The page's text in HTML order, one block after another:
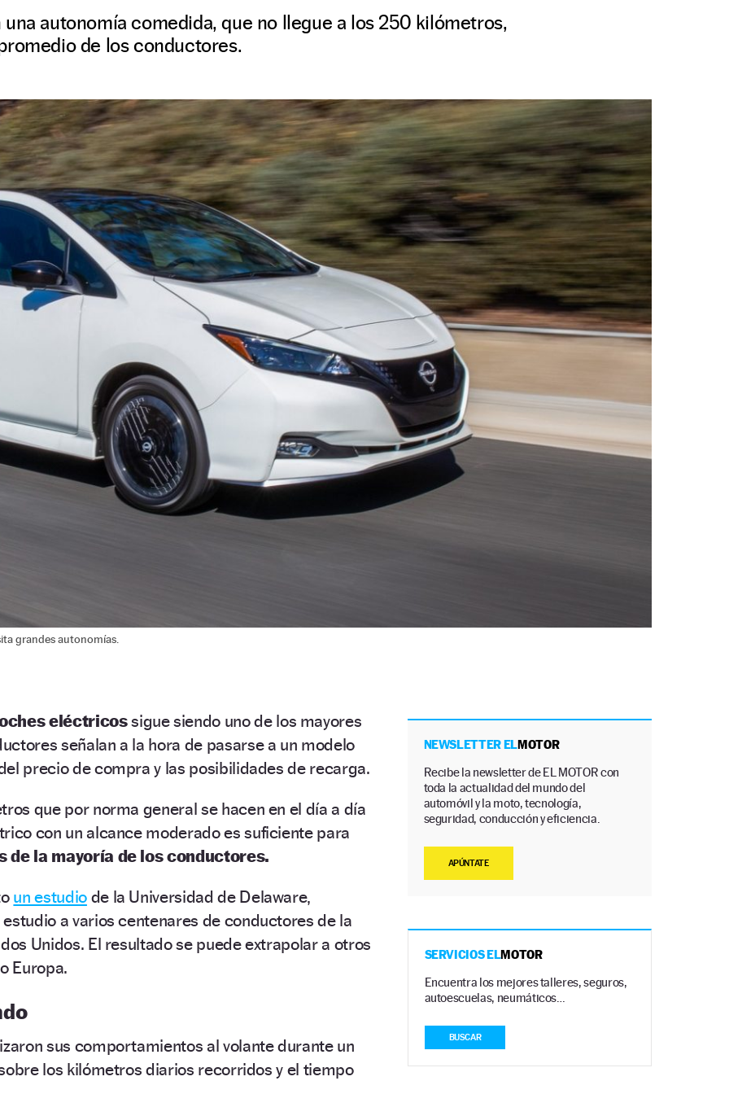
autonomía comedida, que no llegue a los 250 kilómetros,
de los conductores.
grandes autonomías.
eléctricossigue siendo uno de los mayores
señalan a la hora de pasarse a un modelo
precio de compra y las posibilidades de recarga.
que por norma general se hacen en el día a día
con un alcance moderado es suficiente para
de la mayoría de los conductores.
un estudiode la Universidad de Delaware,
a varios centenares de conductores de la
Unidos. El resultado se puede extrapolar a otros
Europa.
sus comportamientos al volante durante un
los kilómetros diarios recorridos y el tiempo
NEWSLETTER ELMOTOR
Recibe la newsletter de EL MOTOR con
toda la actualidad del mundo del
automóvil y la moto, tecnología,
seguridad, conducción y eficiencia.
APÚNTATE
SERVICIOS ELMOTOR
Encuentra los mejores talleres, seguros,
autoescuelas, neumáticos…
BUSCAR